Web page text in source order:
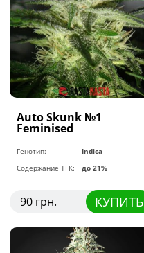
Auto Skunk №1
Feminised
Генотип:
Indica
Содержание ТГК:
до 21%
90 грн. КУПИТЬ